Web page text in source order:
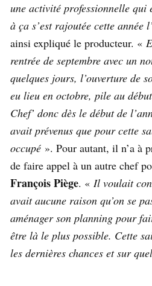
une activité professionnelle qui
à ça s’est rajoutée cette année
ainsi expliqué le producteur. «
rentrée de septembre avec un
quelques jours, l’ouverture de
eu lieu en octobre, pile au
Chef’ donc dès le début de
avait prévenus que pour cette
occupé ». Pour autant, il n’a à
de faire appel à un autre chef
François Piège. « Il voulait
avait aucune raison qu’on se
aménager son planning pour
être là le plus possible. Cette
les dernières chances et sur